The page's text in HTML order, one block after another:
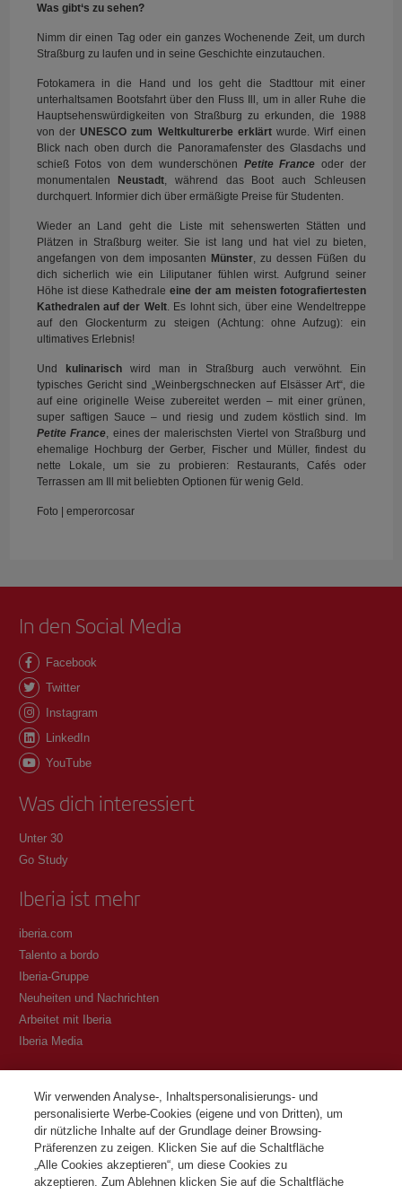
Was gibt‘s zu sehen?
Nimm dir einen Tag oder ein ganzes Wochenende Zeit, um durch
Straßburg zu laufen und in seine Geschichte einzutauchen.
Fotokamera in die Hand und los geht die Stadttour mit einer
unterhaltsamen Bootsfahrt über den Fluss Ill, um in aller Ruhe die
Hauptsehenswürdigkeiten von Straßburg zu erkunden, die 1988
von der UNESCO zum Weltkulturerbe erklärt wurde. Wirf einen
Blick nach oben durch die Panoramafenster des Glasdachs und
schieß Fotos von dem wunderschönen Petite France oder der
monumentalen Neustadt , während das Boot auch Schleusen
durchquert. Informier dich über ermäßigte Preise für Studenten.
Wieder an Land geht die Liste mit sehenswerten Stätten und
Plätzen in Straßburg weiter. Sie ist lang und hat viel zu bieten,
angefangen von dem imposanten Münster , zu dessen Füßen du
dich sicherlich wie ein Liliputaner fühlen wirst. Aufgrund seiner
Höhe ist diese Kathedrale eine der am meisten fotografiertesten
Kathedralen auf der Welt. Es lohnt sich, über eine Wendeltreppe
auf den Glockenturm zu steigen
(Achtung: ohne Aufzug): ein
ultimatives Erlebnis!
Und kulinarischwird man in Straßburg auch verwöhnt. Ein
typisches Gericht sind „Weinbergschnecken auf Elsässer Art“, die
auf eine originelle Weise zubereitet werden – mit einer grünen,
super saftigen Sauce – und riesig und zudem köstlich sind. Im
Petite France , eines der malerischsten Viertel von Straßburg und
ehemalige Hochburg der Gerber, Fischer und Müller, findest du
nette Lokale, um sie zu probieren: Restaurants, Cafés oder
Terrassen am Ill mit beliebten Optionen für wenig Geld.
Foto | emperorcosar
In den Social Media
Facebook
Twitter
Instagram
LinkedIn
YouTube
Was dich interessiert
Unter 30
Go Study
Iberia ist mehr
iberia.com
Talento a bordo
Iberia-Gruppe
Neuheiten und Nachrichten
Arbeitet mit Iberia
Iberia Media
Allgemeine Geschäftsbedingungen des Iberia Club Programms
Bedingungen für die Registrierung auf iberia.com
Richtlinien zum Schutz personenbezogener Daten
Cookie-Richtlinie und -Verwaltung
Wir verwenden Analyse-, Inhaltspersonalisierungs- und
personalisierte Werbe-Cookies (eigene und von Dritten), um
dir nützliche Inhalte auf der Grundlage deiner Browsing-
Präferenzen zu zeigen. Klicken Sie auf die Schaltfläche
„Alle Cookies akzeptieren“, um diese Cookies zu
akzeptieren. Zum Ablehnen klicken Sie auf die Schaltfläche